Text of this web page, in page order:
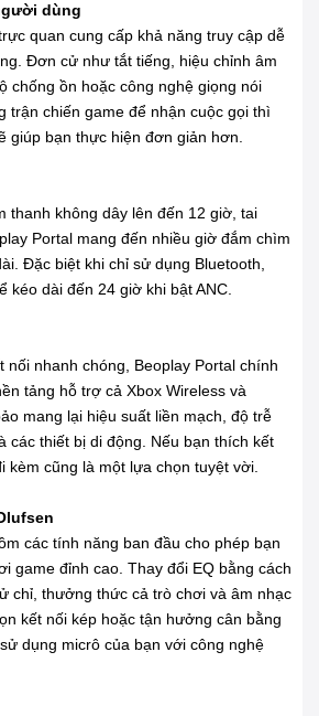
dùng
quan cung cấp khả năng truy cập dễ
Đơn cử như tắt tiếng, hiệu chỉnh âm
chống ồn hoặc công nghệ giọng nói
trận chiến game để nhận cuộc gọi thì
giúp bạn thực hiện đơn giản hơn.
thanh không dây lên đến 12 giờ, tai
Portal mang đến nhiều giờ đắm chìm
Đặc biệt khi chỉ sử dụng Bluetooth,
kéo dài đến 24 giờ khi bật ANC.
nối nhanh chóng, Beoplay Portal chính
tảng hỗ trợ cả Xbox Wireless và
mang lại hiệu suất liền mạch, độ trễ
các thiết bị di động. Nếu bạn thích kết
kèm cũng là một lựa chọn tuyệt vời.
các tính năng ban đầu cho phép bạn
game đỉnh cao. Thay đổi EQ bằng cách
chỉ, thưởng thức cả trò chơi và âm nhạc
kết nối kép hoặc tận hưởng cân bằng
dụng micrô của bạn với công nghệ